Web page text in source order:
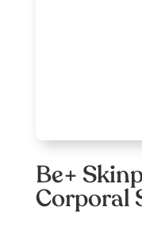
Be+
Corporal